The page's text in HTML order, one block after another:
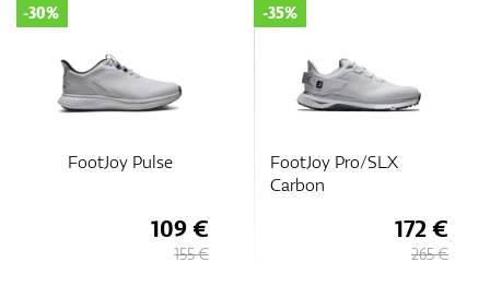
FootJoy Pulse
-30%
109 €
155 €
FootJoy Pro/SLX
Carbon
-35%
172 €
265 €